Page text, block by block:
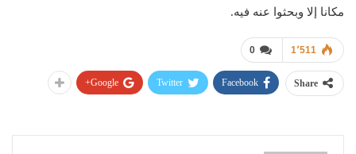
مكانا إلا وبحثوا عنه فيه.
0 1٬511
Share
Facebook
Twitter
Google+